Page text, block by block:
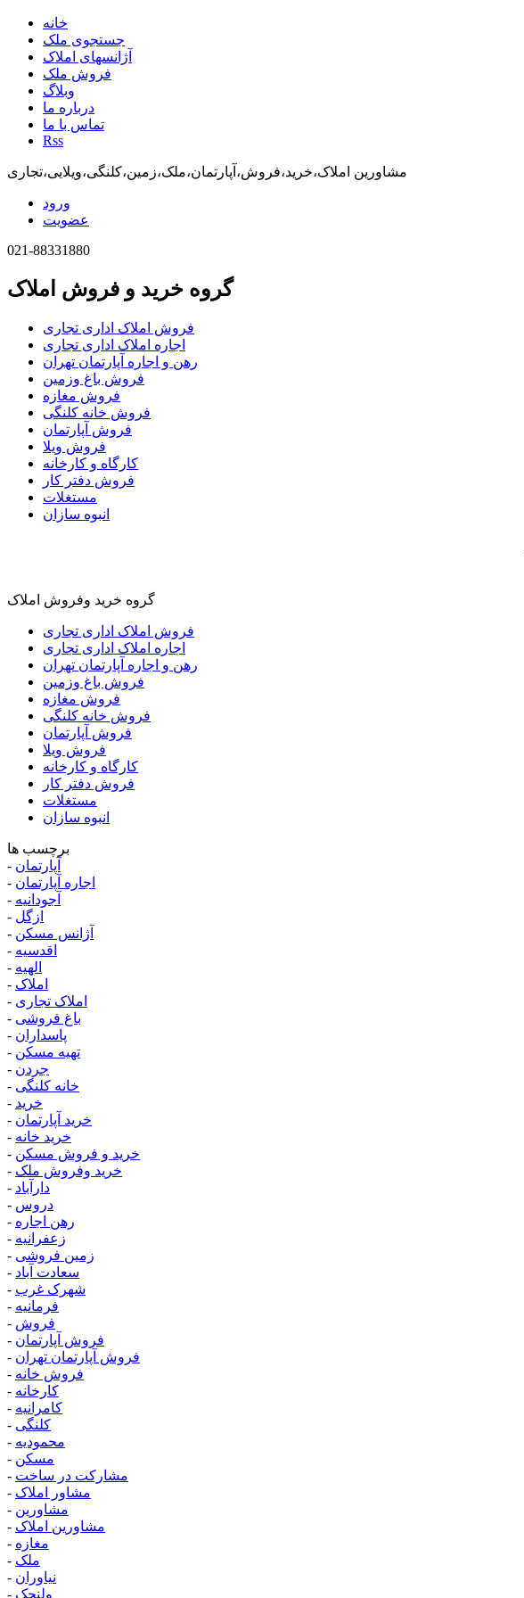
خانه
جستجوی ملک
آژانسهای املاک
فروش ملک
وبلاگ
درباره ما
تماس با ما
Rss
مشاورین املاک،خرید،فروش،آپارتمان،ملک،زمین،کلنگی،ویلایی،تجاری
ورود
عضویت
021-88331880
گروه خرید و فروش املاک
فروش املاک اداری تجاری
اجاره املاک اداری تجاری
رهن و اجاره آپارتمان تهران
فروش باغ وزمین
فروش مغازه
فروش خانه کلنگی
فروش آپارتمان
فروش ویلا
کارگاه و کارخانه
فروش دفتر کار
مستغلات
انبوه سازان
گروه خرید وفروش املاک
فروش املاک اداری تجاری
اجاره املاک اداری تجاری
رهن و اجاره آپارتمان تهران
فروش باغ وزمین
فروش مغازه
فروش خانه کلنگی
فروش آپارتمان
فروش ویلا
کارگاه و کارخانه
فروش دفتر کار
مستغلات
انبوه سازان
برچسب ها
- آپارتمان
- اجاره آپارتمان
- آجودانیه
- ازگل
- آژانس مسکن
- اقدسیه
- الهیه
- املاک
- املاک تجاری
- باغ فروشی
- پاسداران
- تهیه مسکن
- جردن
- خانه کلنگی
- خرید
- خرید آپارتمان
- خرید خانه
- خرید و فروش مسکن
- خرید وفروش ملک
- دارآباد
- دروس
- رهن اجاره
- زعفرانیه
- زمین فروشی
- سعادت آباد
- شهرک غرب
- فرمانیه
- فروش
- فروش آپارتمان
- فروش آپارتمان تهران
- فروش خانه
- کارخانه
- کامرانیه
- کلنگی
- محمودیه
- مسکن
- مشارکت در ساخت
- مشاور املاک
- مشاورین
- مشاورین املاک
- مغازه
- ملک
- نیاوران
- ولنجک